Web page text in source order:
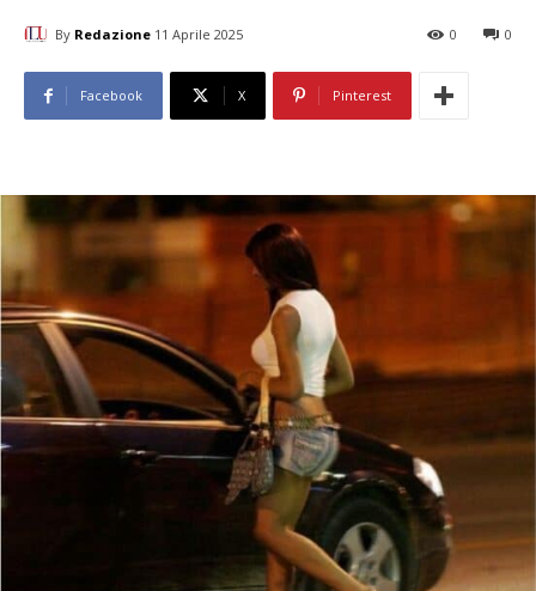
By Redazione 11 Aprile 2025 0
0
Facebook X Pinterest